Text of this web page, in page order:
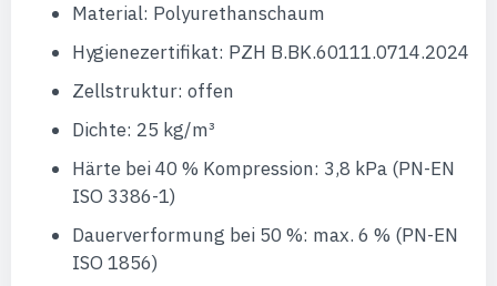
Material: Polyurethanschaum
Hygienezertifikat: PZH B.BK.60111.0714.2024
Zellstruktur: offen
Dichte: 25 kg/m³
Härte bei 40 % Kompression: 3,8 kPa (PN-EN
ISO 3386-1)
Dauerverformung bei 50 %: max. 6 % (PN-EN
ISO 1856)